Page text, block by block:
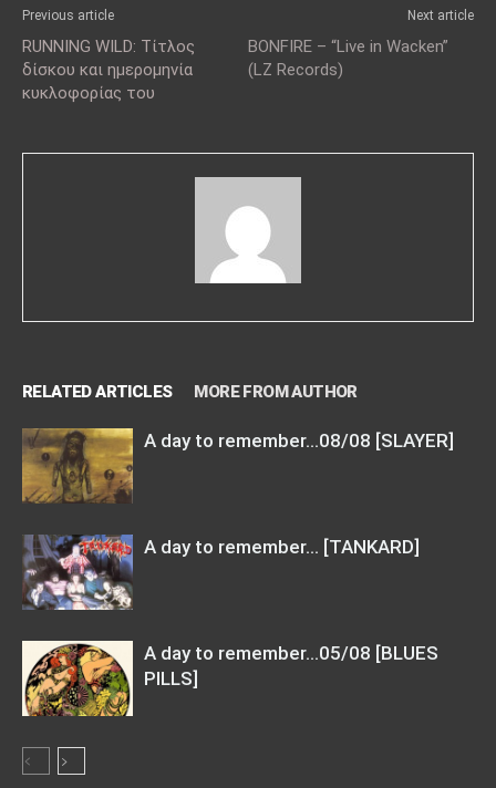
Previous article
RUNNING WILD: Τίτλος
δίσκου και ημερομηνία
κυκλοφορίας του
Next article
BONFIRE – “Live in Wacken”
(LZ Records)
RELATED ARTICLES MORE FROM AUTHOR
A day to remember…08/08 [SLAYER]
A day to remember… [TANKARD]
A day to remember…05/08 [BLUES
PILLS]